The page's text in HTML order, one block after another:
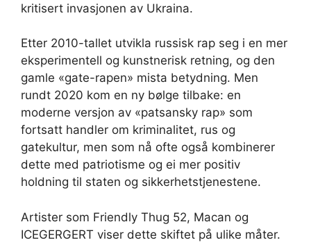
kritisert invasjonen av Ukraina.
Etter 2010-tallet utvikla russisk rap seg i en mer
eksperimentell og kunstnerisk retning, og den
gamle «gate-rapen» mista betydning. Men
rundt 2020 kom en ny bølge tilbake: en
moderne versjon av «patsansky rap» som
fortsatt handler om kriminalitet, rus og
gatekultur, men som nå ofte også kombinerer
dette med patriotisme og ei mer positiv
holdning til staten og sikkerhetstjenestene.
Artister som Friendly Thug 52, Macan og
ICEGERGERT viser dette skiftet på ulike måter.